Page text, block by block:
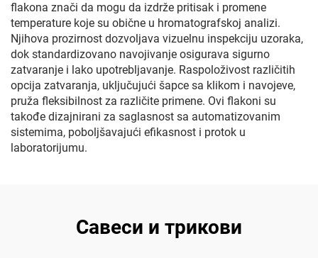
flakona znači da mogu da izdrže pritisak i promene
temperature koje su obične u hromatografskoj analizi.
Njihova prozirnost dozvoljava vizuelnu inspekciju uzoraka,
dok standardizovano navojivanje osigurava sigurno
zatvaranje i lako upotrebljavanje. Raspoloživost različitih
opcija zatvaranja, uključujući šapce sa klikom i navojeve,
pruža fleksibilnost za različite primene. Ovi flakoni su
takođe dizajnirani za saglasnost sa automatizovanim
sistemima, poboljšavajući efikasnost i protok u
laboratorijumu.
Савеси и трикови